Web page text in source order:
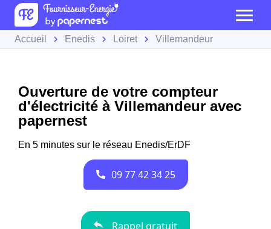
Accueil Enedis Loiret Villemandeur